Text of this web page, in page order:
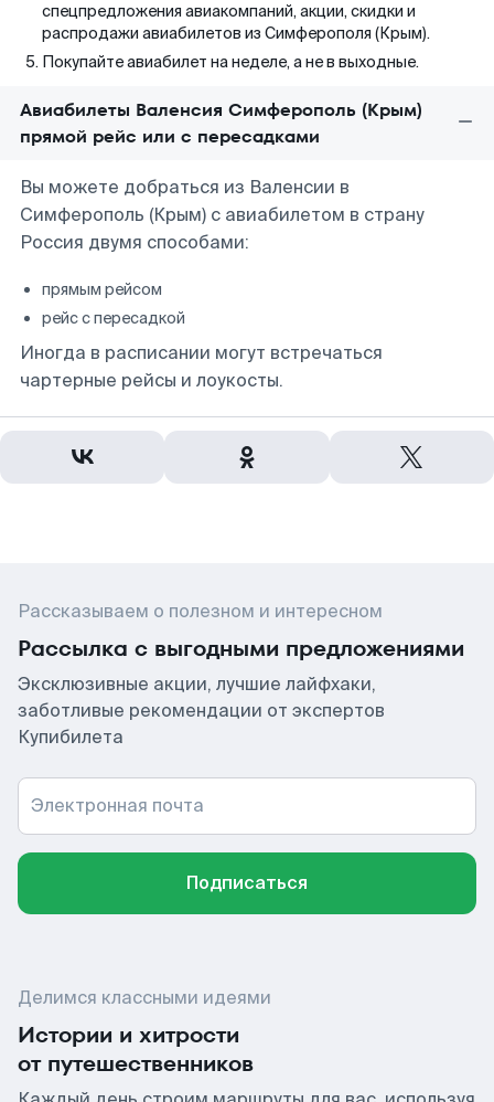
спецпредложения авиакомпаний, акции, скидки и
распродажи авиабилетов из Симферополя (Крым).
Покупайте авиабилет на неделе, а не в выходные.
Авиабилеты Валенсия Симферополь (Крым)
прямой рейс или с пересадками
Вы можете добраться из Валенсии в
Симферополь (Крым) с авиабилетом в страну
Россия двумя способами:
прямым рейсом
рейс с пересадкой
Иногда в расписании могут встречаться
чартерные рейсы и лоукосты.
Рассказываем о полезном и интересном
Рассылка с выгодными предложениями
Эксклюзивные акции, лучшие лайфхаки,
заботливые рекомендации от экспертов
Купибилета
Электронная почта
Подписаться
Делимся классными идеями
Истории и хитрости
от путешественников